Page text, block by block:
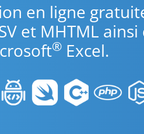
en ligne
et MHTML
® Excel.